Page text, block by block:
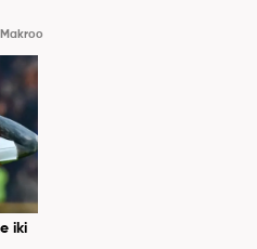
Makroo
iki